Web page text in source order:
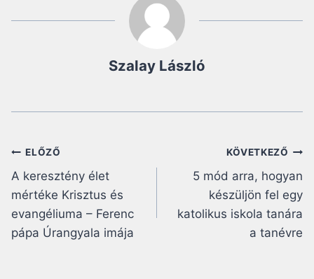
Szalay László
Bejegyzés
navigáció
ELŐZŐ
A keresztény élet
mértéke Krisztus és
evangéliuma – Ferenc
pápa Úrangyala imája
KÖVETKEZŐ
5 mód arra, hogyan
készüljön fel egy
katolikus iskola tanára
a tanévre